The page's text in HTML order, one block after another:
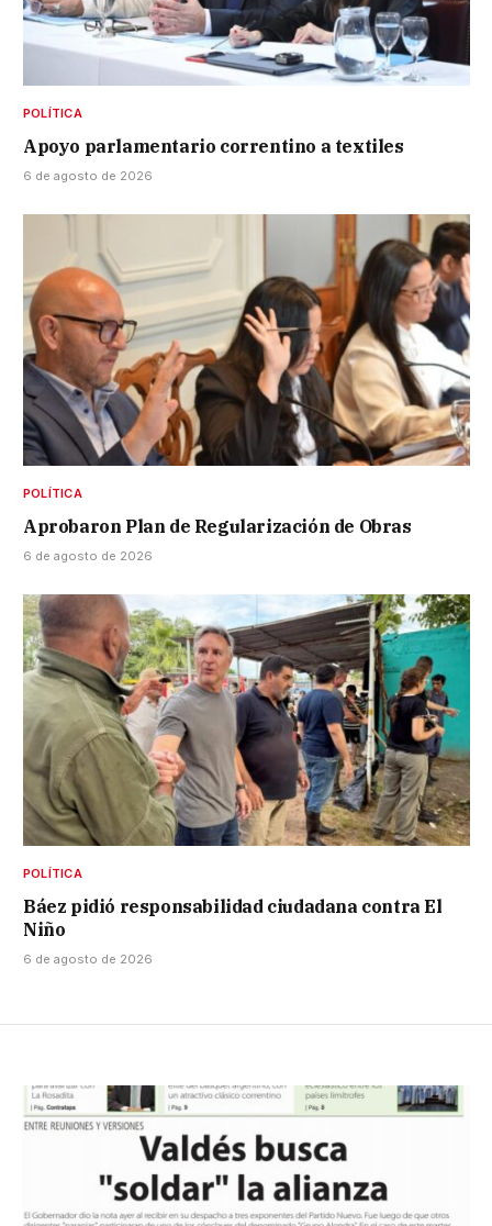
POLÍTICA
Apoyo parlamentario correntino a textiles
6 de agosto de 2026
POLÍTICA
Aprobaron Plan de Regularización de Obras
6 de agosto de 2026
POLÍTICA
Báez pidió responsabilidad ciudadana contra El
Niño
6 de agosto de 2026